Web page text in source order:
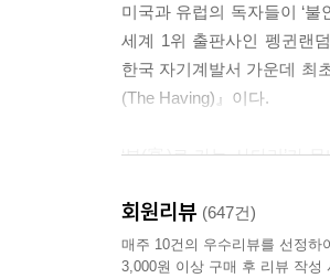
기다렸다는 듯 서윤이 바로
실 진짜 부자들은 Having을
“진짜 부자라니요?”
들이 부를 형성한 과정을 봐
--- p.92
미국과 유럽의 독자들이 ‘불
세계 1위 출판사인 펭귄랜
한국 자기계발서 가운데 최
(The Having)』이다.
‘부(富)로 가는 사다리’가
‘낮다’고 답한 것이다. 더
불안감은 더욱 커지고 있다.?
회원리뷰 (647건)
매주 10건의 우수리뷰를 선정
3,000원 이상 구매 후 리뷰 작성